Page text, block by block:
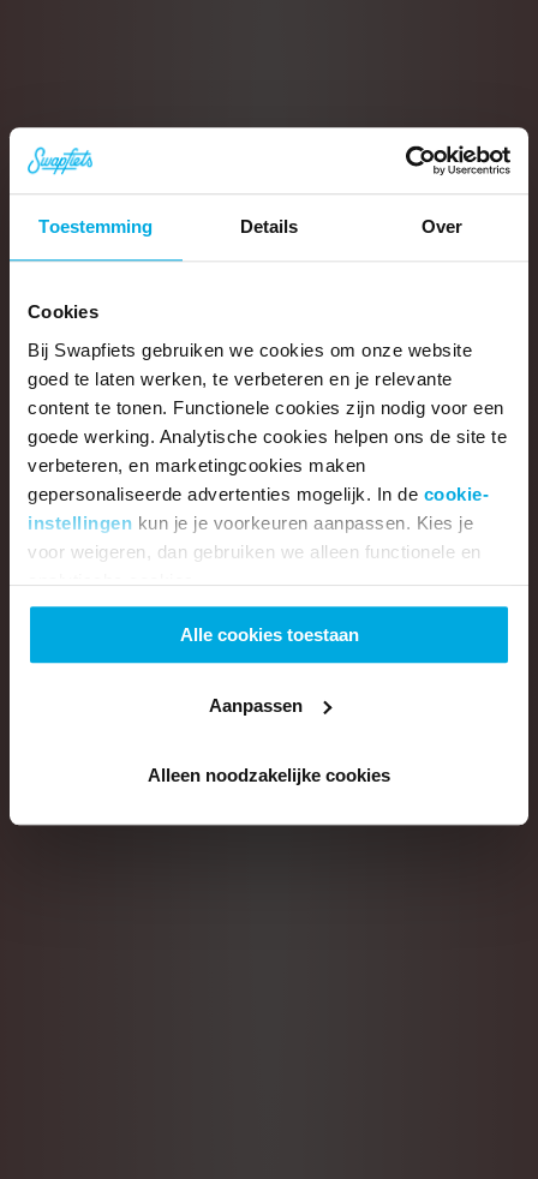
Toestemming Details Over
Cookies
Bij Swapfiets gebruiken we cookies om onze website
goed te laten werken, te verbeteren en je relevante
content te tonen. Functionele cookies zijn nodig voor een
goede werking. Analytische cookies helpen ons de site te
verbeteren, en marketingcookies maken
gepersonaliseerde advertenties mogelijk. In de cookie-
instellingen kun je je voorkeuren aanpassen. Kies je
voor weigeren, dan gebruiken we alleen functionele en
analytische cookies.
Alle cookies toestaan
Aanpassen
Alleen noodzakelijke cookies